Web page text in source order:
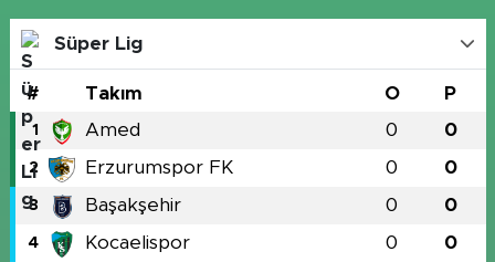
Süper Lig
# Takım O P
1 Amed 0 0
2 Erzurumspor FK 0 0
3 Başakşehir 0 0
4 Kocaelispor 0 0